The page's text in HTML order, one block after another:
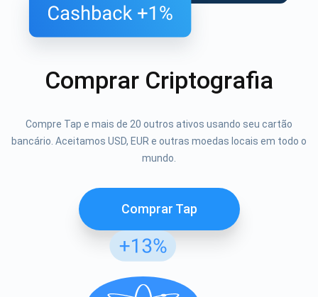
Comprar Criptografia
Compre Tap e mais de 20 outros ativos usando seu cartão
bancário. Aceitamos USD, EUR e outras moedas locais em todo o
mundo.
Comprar Tap